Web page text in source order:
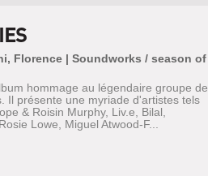
Florence | Soundworks / season of
hommage au légendaire groupe de
Il présente une myriade d'artistes tels
& Roisin Murphy, Liv.e, Bilal,
Lowe, Miguel Atwood-F...